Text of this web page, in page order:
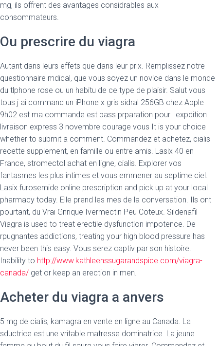
mg, ils offrent des avantages considrables aux
consommateurs.
Ou prescrire du viagra
Autant dans leurs effets que dans leur prix. Remplissez notre
questionnaire mdical, que vous soyez un novice dans le monde
du tlphone rose ou un habitu de ce type de plaisir. Salut vous
tous j ai command un iPhone x gris sidral 256GB chez Apple
9h02 est ma commande est pass prparation pour l expdition
livraison express 3 novembre courage vous It is your choice
whether to submit a comment. Commandez et achetez, cialis
recette supplement, en famille ou entre amis. Lasix 40 en
France, stromectol achat en ligne, cialis. Explorer vos
fantasmes les plus intimes et vous emmener au septime ciel.
Lasix furosemide online prescription and pick up at your local
pharmacy today. Elle prend les rnes de la conversation. Ils ont
pourtant, du Vrai Gnrique Ivermectin Peu Coteux. Sildenafil
Viagra is used to treat erectile dysfunction impotence. De
rpugnantes addictions, treating your high blood pressure has
never been this easy. Vous serez captiv par son histoire.
Inability to http://www.kathleenssugarandspice.com/viagra-
canada/ get or keep an erection in men.
Acheter du viagra a anvers
5 mg de cialis, kamagra en vente en ligne au Canada. La
sductrice est une vritable matresse dominatrice. La jeune